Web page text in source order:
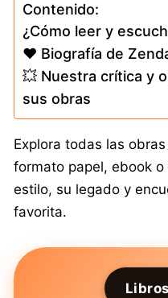
Contenido:
¿Cómo leer y
❤️ Biografía de
💥 Nuestra crítica y
sus obras
Explora todas las
formato papel, ebook
estilo, su legado y
favorita.